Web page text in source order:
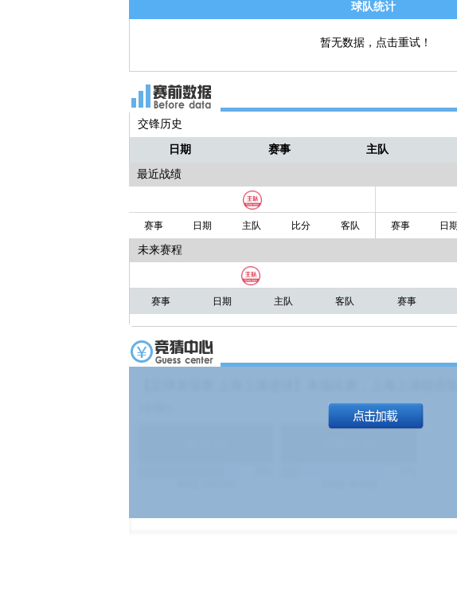
球队统计
暂无数据，点击重试！
交锋历史
日期 赛事 主队
最近战绩
赛事 日期 主队 比分 客队 赛事 日期
未来赛程
赛事 日期 主队 客队 赛事